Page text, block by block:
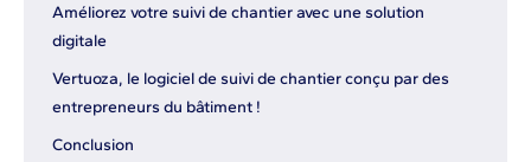
Améliorez votre suivi de chantier avec une solution
digitale
Vertuoza, le logiciel de suivi de chantier conçu par des
entrepreneurs du bâtiment !
Conclusion